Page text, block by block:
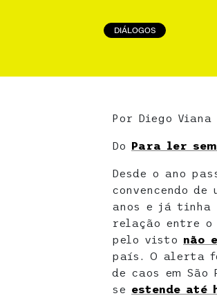
DIÁLOGOS
Por Diego Viana
Do Para ler
Desde o ano
convencendo de
anos e já tinha
relação entre o
pelo visto não
país. O alerta
de caos em São
se estende até